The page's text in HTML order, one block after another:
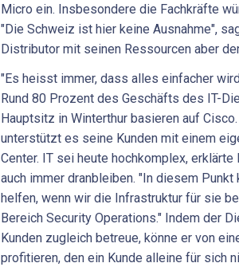
Micro ein. Insbesondere die Fachkräfte
"Die Schweiz ist hier keine Ausnahme",
Distributor mit seinen Ressourcen aber
"Es heisst immer, dass alles einfacher
Rund 80 Prozent des Geschäfts des IT-
Hauptsitz in Winterthur basieren auf
unterstützt es seine Kunden mit einem
Center. IT sei heute hochkomplex,
auch immer dranbleiben. "In diesem Punkt
helfen, wenn wir die Infrastruktur für sie
Bereich Security Operations." Indem der
Kunden zugleich betreue, könne er von
profitieren, den ein Kunde alleine für sich